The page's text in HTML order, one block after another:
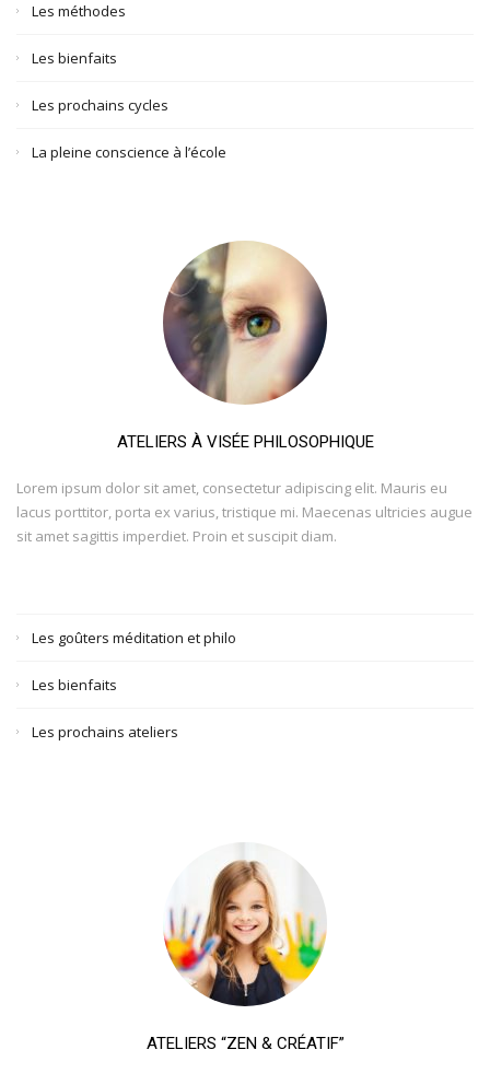
Les méthodes
Les bienfaits
Les prochains cycles
La pleine conscience à l’école
ATELIERS À VISÉE PHILOSOPHIQUE
Lorem ipsum dolor sit amet, consectetur adipiscing elit. Mauris eu
lacus porttitor, porta ex varius, tristique mi. Maecenas ultricies augue
sit amet sagittis imperdiet. Proin et suscipit diam.
Les goûters méditation et philo
Les bienfaits
Les prochains ateliers
ATELIERS “ZEN & CRÉATIF”